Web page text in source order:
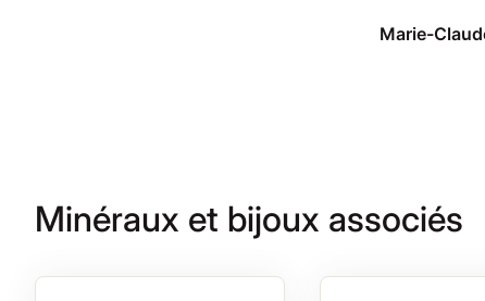
mais aussi le
Minéraux et bijoux associés